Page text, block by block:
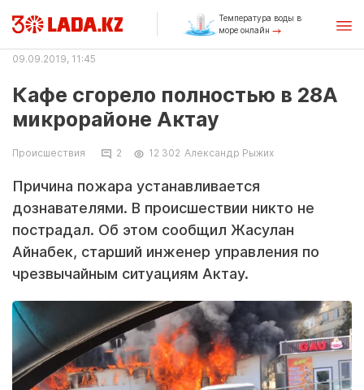
Температура воды в
море онлайн
09.09.2019, 11:45
Кафе сгорело полностью в 28А
микрорайоне Актау
Происшествия 2 12 302 Александр Рыжих
Причина пожара устанавливается
дознавателями. В происшествии никто не
пострадал. Об этом сообщил Жасулан
Айнабек, старший инженер управления по
чрезвычайным ситуациям Актау.